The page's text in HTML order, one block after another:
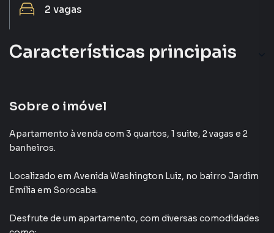
2 vagas
Características principais
Porcelanato
Varanda
Cozinha
Sobre o imóvel
Apartamento à venda com 3 quartos, 1 suite, 2 vagas e 2
banheiros.
Localizado em Avenida Washington Luiz, no bairro Jardim
Emília em Sorocaba.
Desfrute de um apartamento, com diversas comodidades